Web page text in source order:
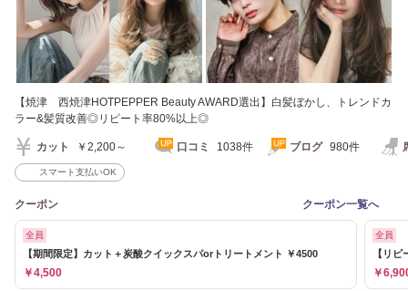
【焼津 西焼津HOTPEPPER Beauty AWARD選出】白髪ぼかし、トレンドカ
ラー&髪質改善◎リピート率80%以上◎
カット ￥2,200～ 口コミ 1038件 ブログ 980件
スマート支払いOK
クーポン クーポン一覧へ
全員
【期間限定】カット＋炭酸クイックスパorトリートメント ￥4500
￥4,500
全員
【リ
￥